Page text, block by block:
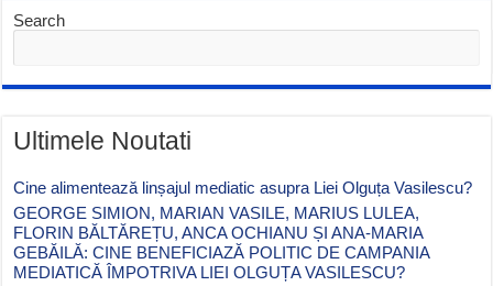
Search
Ultimele Noutati
Cine alimentează linșajul mediatic asupra Liei Olguța Vasilescu?
GEORGE SIMION, MARIAN VASILE, MARIUS LULEA,
FLORIN BĂLTĂREȚU, ANCA OCHIANU ȘI ANA-MARIA
GEBĂILĂ: CINE BENEFICIAZĂ POLITIC DE CAMPANIA
MEDIATICĂ ÎMPOTRIVA LIEI OLGUȚA VASILESCU?